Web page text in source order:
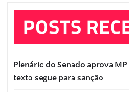
POSTS
Plenário do Senado aprova
texto segue para sanção